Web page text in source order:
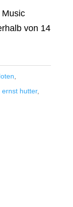
von 14
,
ernst hutter,